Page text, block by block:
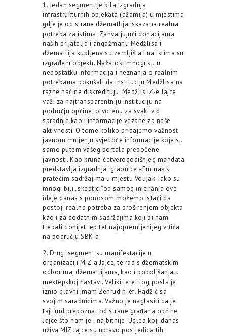
1. Jedan segment je bila izgradnja
infrastrukturnih objekata (džamija) u mjestima
gdje je od strane džematlija iskazana realna
potreba za istima. Zahvaljujući donacijama
naših prijatelja i angažmanu Medžlisa i
džematlija kupljena su zemljišta i na istima su
izgrađeni objekti. Nažalost mnogi su u
nedostatku informacija i neznanja o realnim
potrebama pokušali da instituciju Medžlisa na
razne načine diskredituju. Medžlis IZ-e Jajce
važi za najtransparentniju instituciju na
području općine, otvorenu za svaki vid
saradnje kao i informacije vezane za naše
aktivnosti. O tome koliko pridajemo važnost
javnom mnijenju svjedoče informacije koje su
samo putem vašeg portala predočene
javnosti. Kao kruna četverogodišnjeg mandata
predstavlja izgradnja igraonice «Emina» s
pratećim sadržajima u mjestu Volijak. Iako su
mnogi bili „skeptici“od samog iniciranja ove
ideje danas s ponosom možemo istaći da
postoji realna potreba za proširenjem objekta
kao i za dodatnim sadržajima koji bi nam
trebali donijeti epitet najopremljenijeg vrtića
na području SBK-a.
2. Drugi segment su manifestacije u
organizaciji MIZ-a Jajce, te rad s džematskim
odborima, džematlijama, kao i poboljšanja u
mektepskoj nastavi. Veliki teret tog posla je
iznio glavni imam Zehrudin-ef. Hadžić sa
svojim saradnicima. Važno je naglasiti da je
taj trud prepoznat od strane građana općine
Jajce što nam je i najbitnije. Ugled koji danas
uživa MIZ Jajce su upravo posljedica tih